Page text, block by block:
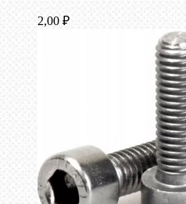
2,00 ₽